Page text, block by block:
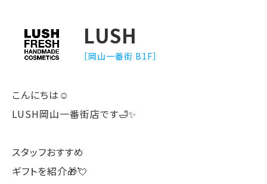
LUSH
［岡山一番街 B1F］
こんにちは☺️
LUSH岡山一番街店です🛁✨
スタッフおすすめ
ギフトを紹介🎁💘